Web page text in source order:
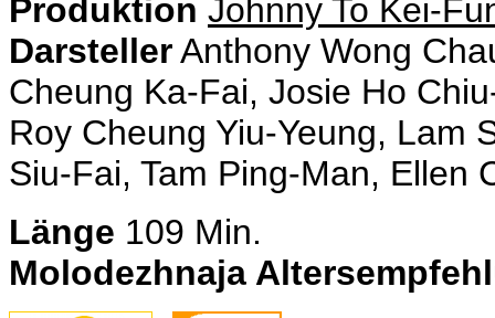
Produktion Johnny To Kei-
DarstellerAnthony Wong
Cheung Ka-Fai, Josie Ho
Roy Cheung Yiu-Yeung, Lam
Siu-Fai, Tam Ping-Man, Ellen
Länge 109 Min.
Molodezhnaja